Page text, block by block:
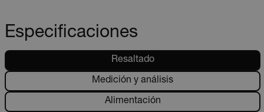
Especificaciones
Resaltado
Medición y análisis
Alimentación